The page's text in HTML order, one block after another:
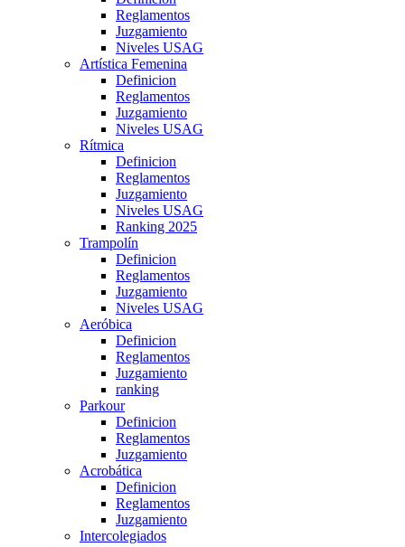
Reglamentos
Juzgamiento
Niveles USAG
Artística Femenina
Definicion
Reglamentos
Juzgamiento
Niveles USAG
Rítmica
Definicion
Reglamentos
Juzgamiento
Niveles USAG
Ranking 2025
Trampolín
Definicion
Reglamentos
Juzgamiento
Niveles USAG
Aeróbica
Definicion
Reglamentos
Juzgamiento
ranking
Parkour
Definicion
Reglamentos
Juzgamiento
Acrobática
Definicion
Reglamentos
Juzgamiento
Intercolegiados